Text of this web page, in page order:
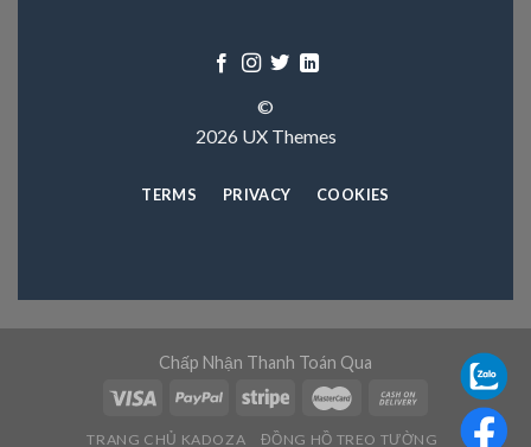
©
2026 UX Themes
TERMS PRIVACY COOKIES
Chấp Nhận Thanh Toán Qua
TRANG CHỦ KADOZA
ĐỒNG HỒ TREO TƯỜNG